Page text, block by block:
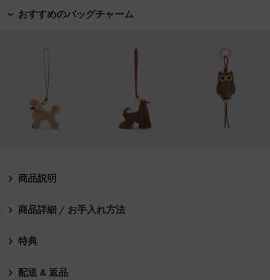
おすすめのバッグチャーム
商品説明
商品詳細 / お手入れ方法
特典
配送 & 返品